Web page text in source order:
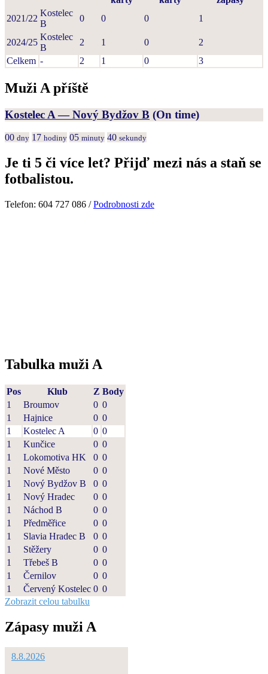
2021/22
Kostelec
B
0 0 0 1
2024/25
Kostelec
B
2 1 0
2
Celkem - 2 1 0 3
Muži A příště
Kostelec A — Nový Bydžov B (On time)
00 dny 17 hodiny 05 minuty 40 sekundy
Je ti 5 či více let? Přijď mezi nás a staň se
fotbalistou.
Telefon: 604 727 086 /Podrobnosti zde
Tabulka muži A
Pos Klub Z Body
1
Broumov 0 0
1
Hajnice 0 0
1
Kostelec A 0 0
1
Kunčice 0 0
1
Lokomotiva HK 0 0
1
Nové Město 0 0
1
Nový Bydžov B 0 0
1
Nový Hradec 0 0
1
Náchod B 0 0
1
Předměřice 0 0
1
Slavia Hradec B 0 0
1
Stěžery 0 0
1
Třebeš B 0 0
1
Černilov 0 0
1
Červený Kostelec 0 0
Zobrazit celou tabulku
Zápasy muži A
8.8.2026